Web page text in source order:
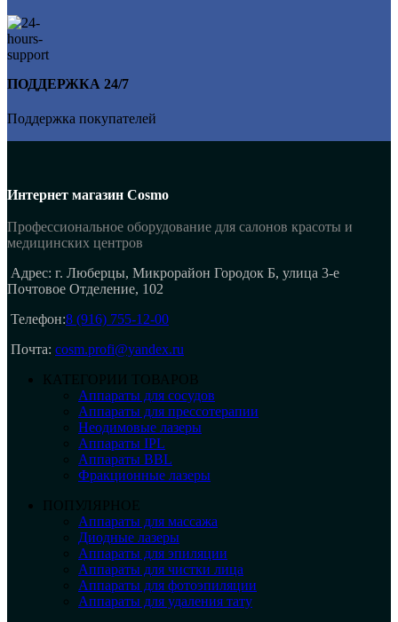
ПОДДЕРЖКА 24/7
Поддержка покупателей
Интернет магазин Cosmo
Профессиональное оборудование для салонов красоты и
медицинских центров
Адрес: г. Люберцы, Микрорайон Городок Б, улица 3-е
Почтовое Отделение, 102
Телефон:8 (916) 755-12-00
Почта: cosm.profi@yandex.ru
КАТЕГОРИИ ТОВАРОВ
Аппараты для сосудов
Аппараты для прессотерапии
Неодимовые лазеры
Аппараты IPL
Аппараты BBL
Фракционные лазеры
ПОПУЛЯРНОЕ
Аппараты для массажа
Диодные лазеры
Аппараты для эпиляции
Аппараты для чистки лица
Аппараты для фотоэпиляции
Аппараты для удаления тату